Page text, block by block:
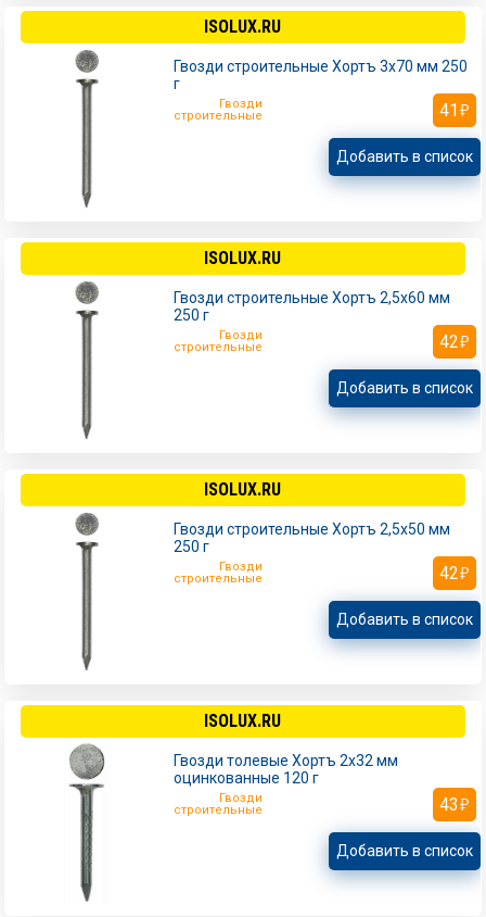
ISOLUX.RU
Гвозди строительные Хортъ 3х70 мм 250
г
Гвозди
строительные
41
Добавить в список
ISOLUX.RU
Гвозди строительные Хортъ 2,5х60 мм
250 г
Гвозди
строительные
42
Добавить в список
ISOLUX.RU
Гвозди строительные Хортъ 2,5х50 мм
250 г
Гвозди
строительные
42
Добавить в список
ISOLUX.RU
Гвозди толевые Хортъ 2х32 мм
оцинкованные 120 г
Гвозди
строительные
43
Добавить в список